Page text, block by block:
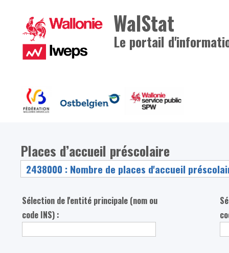
WalStat
Le portail
Places d’accueil préscolaire
Sélection de l'entité principale (nom ou
code INS) :